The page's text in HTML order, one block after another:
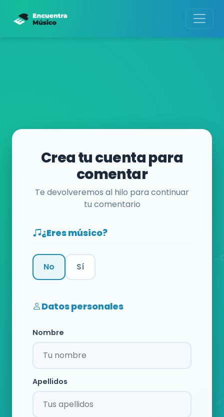
Crea tu cuenta para
comentar
Te devolveremos al hilo para continuar
tu comentario
¿Eres músico?
No Sí
Datos personales
Nombre
Apellidos